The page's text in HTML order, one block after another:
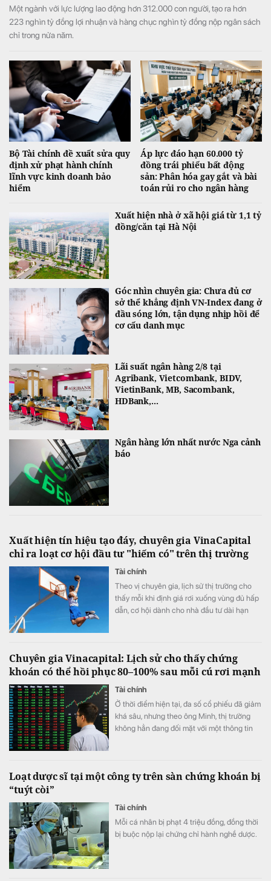
Một ngành với lực lượng lao động hơn 312.000 con người, tạo ra hơn
223 nghìn tỷ đồng lợi nhuận và hàng chục nghìn tỷ đồng nộp ngân sách
chỉ trong nửa năm.
Bộ Tài chính đề xuất sửa quy
định xử phạt hành chính
lĩnh vực kinh doanh bảo
hiểm
Áp lực đáo hạn 60.000 tỷ
đồng trái phiếu bất động
sản: Phân hóa gay gắt và bài
toán rủi ro cho ngân hàng
Xuất hiện nhà ở xã hội giá từ 1,1 tỷ
đồng/căn tại Hà Nội
Góc nhìn chuyên gia: Chưa đủ cơ
sở thể khẳng định VN-Index đang ở
đầu sóng lớn, tận dụng nhịp hồi để
cơ cấu danh mục
Lãi suất ngân hàng 2/8 tại
Agribank, Vietcombank, BIDV,
VietinBank, MB, Sacombank,
HDBank,...
Ngân hàng lớn nhất nước Nga cảnh
báo
Xuất hiện tín hiệu tạo đáy, chuyên gia VinaCapital
chỉ ra loạt cơ hội đầu tư "hiếm có" trên thị trường
Tài chính
Theo vị chuyên gia, lịch sử thị trường cho
thấy mỗi khi định giá rơi xuống vùng đủ hấp
dẫn, cơ hội dành cho nhà đầu tư dài hạn
Chuyên gia Vinacapital: Lịch sử cho thấy chứng
khoán có thể hồi phục 80–100% sau mỗi cú rơi mạnh
Tài chính
Ở thời điểm hiện tại, đa số cổ phiếu đã giảm
khá sâu, nhưng theo ông Minh, thị trường
không hẳn đang đối mặt với một thông tin
Loạt dược sĩ tại một công ty trên sàn chứng khoán bị
“tuýt còi”
Tài chính
Mỗi cá nhân bị phạt 4 triệu đồng, đồng thời
bị buộc nộp lại chứng chỉ hành nghề dược.